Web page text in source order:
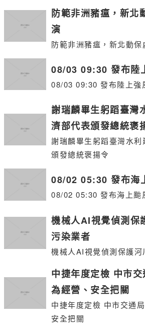
防範非洲豬瘟，新北
演
防範非洲豬瘟，新北動保
08/03 09:30 發布陸
08/03 09:30 發布陸上強
謝瑞麟畢生躬蹈臺灣
濟部代表頒發總統褒
謝瑞麟畢生躬蹈臺灣水
頒發總統褒揚令
08/02 05:30 發布海
08/02 05:30 發布海上颱
機械人AI視覺偵測保
污染業者
中捷年度定檢 中市
為經營、安全把關
中捷年度定檢 中市交通局邀專家學者為經營、
安全把關